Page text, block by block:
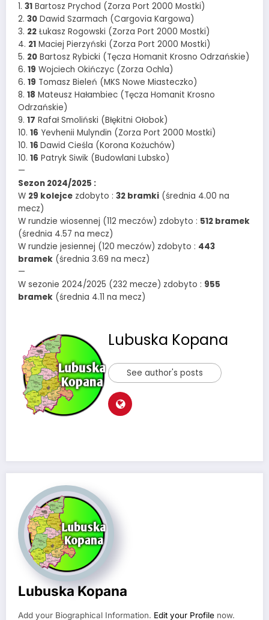
1. 31 Bartosz Prychod (Zorza Port 2000 Mostki)
2. 30 Dawid Szarmach (Cargovia Kargowa)
3. 22 Łukasz Rogowski (Zorza Port 2000 Mostki)
4. 21 Maciej Pierzyński (Zorza Port 2000 Mostki)
5. 20 Bartosz Rybicki (Tęcza Homanit Krosno Odrzańskie)
6. 19 Wojciech Okińczyc (Zorza Ochla)
6. 19 Tomasz Bieleń (MKS Nowe Miasteczko)
8. 18 Mateusz Hałambiec (Tęcza Homanit Krosno
Odrzańskie)
9. 17 Rafał Smoliński (Błękitni Ołobok)
10. 16 Yevhenii Mulyndin (Zorza Port 2000 Mostki)
10. 16 Dawid Cieśla (Korona Kożuchów)
10. 16 Patryk Siwik (Budowlani Lubsko)
—
Sezon 2024/2025 :
W 29 kolejce zdobyto : 32 bramki (średnia 4.00 na
mecz)
W rundzie wiosennej (112 meczów) zdobyto : 512 bramek
(średnia 4.57 na mecz)
W rundzie jesiennej (120 meczów) zdobyto : 443
bramek (średnia 3.69 na mecz)
—
W sezonie 2024/2025 (232 mecze) zdobyto : 955
bramek (średnia 4.11 na mecz)
Lubuska Kopana
See author's posts
Lubuska Kopana
Add your Biographical Information. Edit your Profile now.